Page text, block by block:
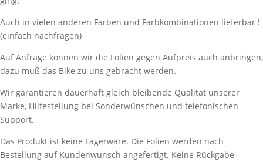
Auch in vielen anderen Farben und Farbkombinationen lieferbar !
(einfach nachfragen)
Auf Anfrage können wir die Folien gegen Aufpreis auch anbringen,
dazu muß das Bike zu uns gebracht werden.
Wir garantieren dauerhaft gleich bleibende Qualität unserer
Marke, Hilfestellung bei Sonderwünschen und telefonischen
Support.
Das Produkt ist keine Lagerware. Die Folien werden nach
Bestellung auf Kundenwunsch angefertigt. Keine Rückgabe